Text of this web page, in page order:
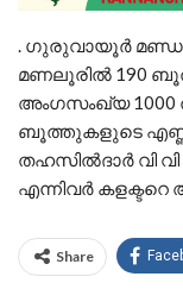
. ഗുരുവായൂർ
മണലൂരിൽ 190
അംഗസംഖ്യ
ബൂത്തുകളുടെ എണ്ണം
തഹസിൽദാർ വി
എന്നിവർ കളക്ടറെ
Share